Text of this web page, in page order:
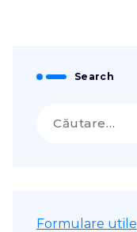
Search
după:
Formulare utile